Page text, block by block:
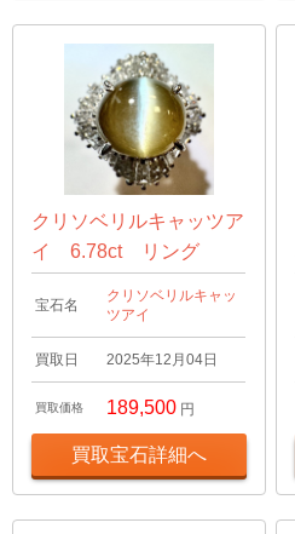
クリソベリルキャッツア
イ 6.78ct リング
宝石名
クリソベリルキャッ
ツアイ
買取日 2025年12月04日
買取価格 189,500 円
買取宝石詳細へ